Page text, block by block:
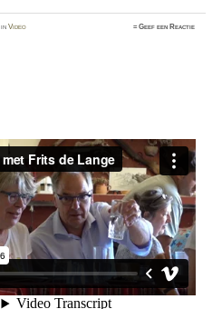
inVideo ≈Geef een Reactie